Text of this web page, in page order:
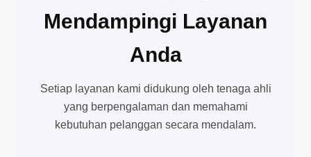
Mendampingi Layanan
Anda
Setiap layanan kami didukung oleh tenaga ahli
yang berpengalaman dan memahami
kebutuhan pelanggan secara mendalam.